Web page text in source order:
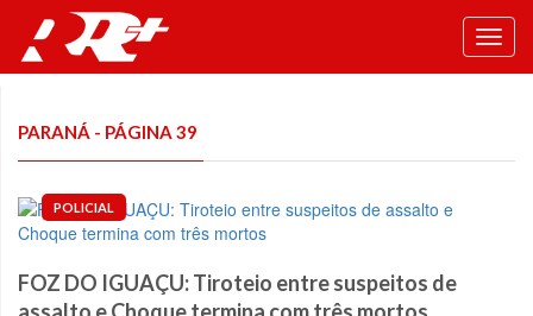
PARANÁ - PÁGINA 39
POLICIAL
FOZ DO IGUAÇU: Tiroteio entre suspeitos de